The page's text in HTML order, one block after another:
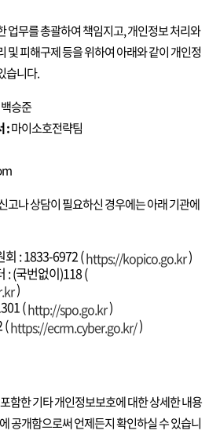
업무를 총괄하여 책임지고, 개인정보 처리와
및 피해구제 등을 위하여 아래와 같이 개인정
습니다.
백승준
:마이소호전략팀
고나 상담이 필요하신 경우에는 아래 기관에
회 : 1833-6972 (https://kopico.go.kr)
: (국번없이)118 (
)
(http://spo.go.kr)
(https://ecrm.cyber.go.kr/)
함한 기타 개인정보보호에 대한 상세한 내용
공개함으로써 언제든지 확인하실 수 있습니